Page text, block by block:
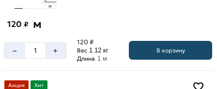
120 ₽ м
– +
120 ₽
Вес 1.12 кг
Длина 1 м
В корзину
Акция Хит